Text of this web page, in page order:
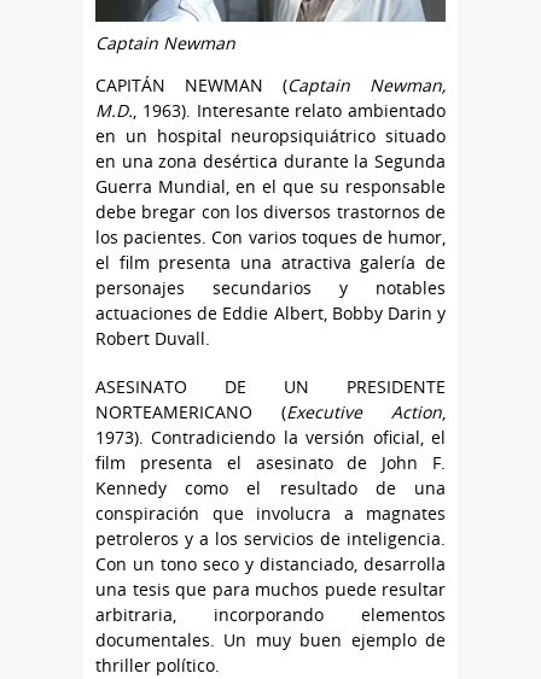
Captain Newman
CAPITÁN NEWMAN (Captain Newman,
M.D., 1963). Interesante relato ambientado
en un hospital neuropsiquiátrico situado
en una zona desértica durante la Segunda
Guerra Mundial, en el que su responsable
debe bregar con los diversos trastornos de
los pacientes. Con varios toques de humor,
el film presenta una atractiva galería de
personajes secundarios y notables
actuaciones de Eddie Albert, Bobby Darin y
Robert Duvall.
ASESINATO DE UN PRESIDENTE
NORTEAMERICANO (Executive Action,
1973). Contradiciendo la versión oficial, el
film presenta el asesinato de John F.
Kennedy como el resultado de una
conspiración que involucra a magnates
petroleros y a los servicios de inteligencia.
Con un tono seco y distanciado, desarrolla
una tesis que para muchos puede resultar
arbitraria, incorporando elementos
documentales. Un muy buen ejemplo de
thriller político.